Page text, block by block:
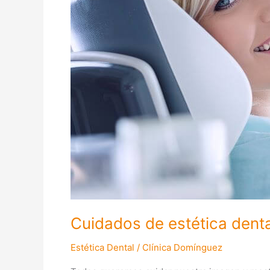
Cuidados de estética
Estética Dental / Clínica Domínguez